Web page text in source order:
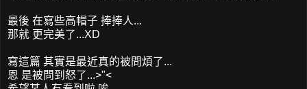
最後 在寫些高帽子 捧捧人...
那就 更完美了...XD
寫這篇 其實是最近真的被問煩了...
恩 是被問到怒了...>"<